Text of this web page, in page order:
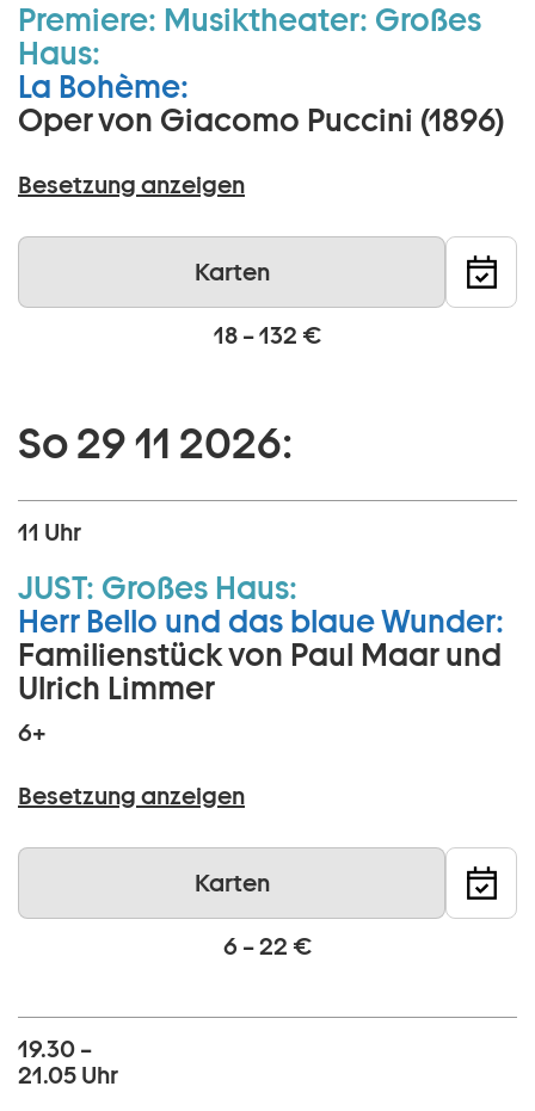
Premiere: Musiktheater: Großes
Haus:
La Bohème:
Oper von Giacomo Puccini (1896)
Besetzung anzeigen
Karten
18 – 132 €
So 29 11 2026:
11 Uhr
JUST: Großes Haus:
Herr Bello und das blaue Wunder:
Familienstück von Paul Maar und
Ulrich Limmer
6+
Besetzung anzeigen
Karten
6 – 22 €
19.30 –
21.05 Uhr